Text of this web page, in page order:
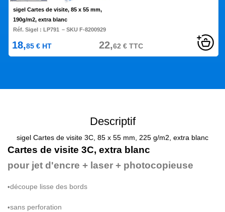
sigel Cartes de visite, 85 x 55 mm,
190g/m2, extra blanc
Réf. Sigel :LP791 – SKU F-8200929
18,85 € HT 22,62 €TTC
Descriptif
sigel Cartes de visite 3C, 85 x 55 mm, 225 g/m2, extra blanc
Cartes de visite 3C, extra blanc
pour jet d'encre + laser + photocopieuse
•découpe lisse des bords
•sans perforation